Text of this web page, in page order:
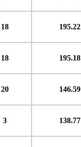
18 195.22
18 195.18
20 146.59
3 138.77